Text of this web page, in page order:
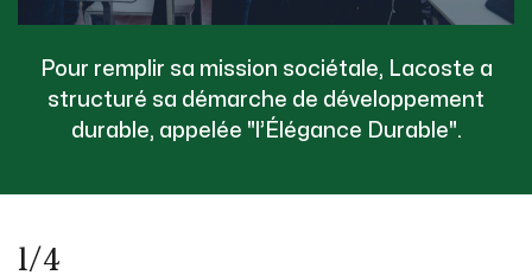
Pour remplir sa mission sociétale, Lacoste a
structuré sa démarche de développement
durable, appelée "l’Élégance Durable".
1/4